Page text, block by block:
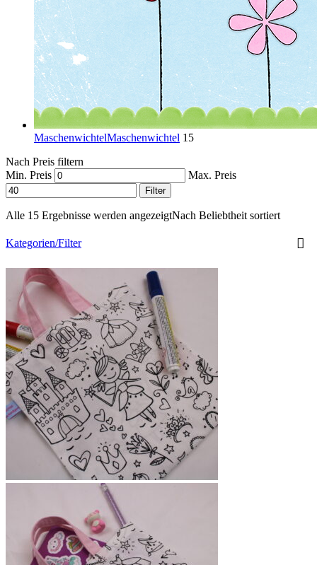
MaschenwichtelMaschenwichtel 15
Nach Preis filtern
Min. Preis
Max. Preis
Filter
Alle 15 Ergebnisse werden angezeigtNach Beliebtheit sortiert
Kategorien/Filter